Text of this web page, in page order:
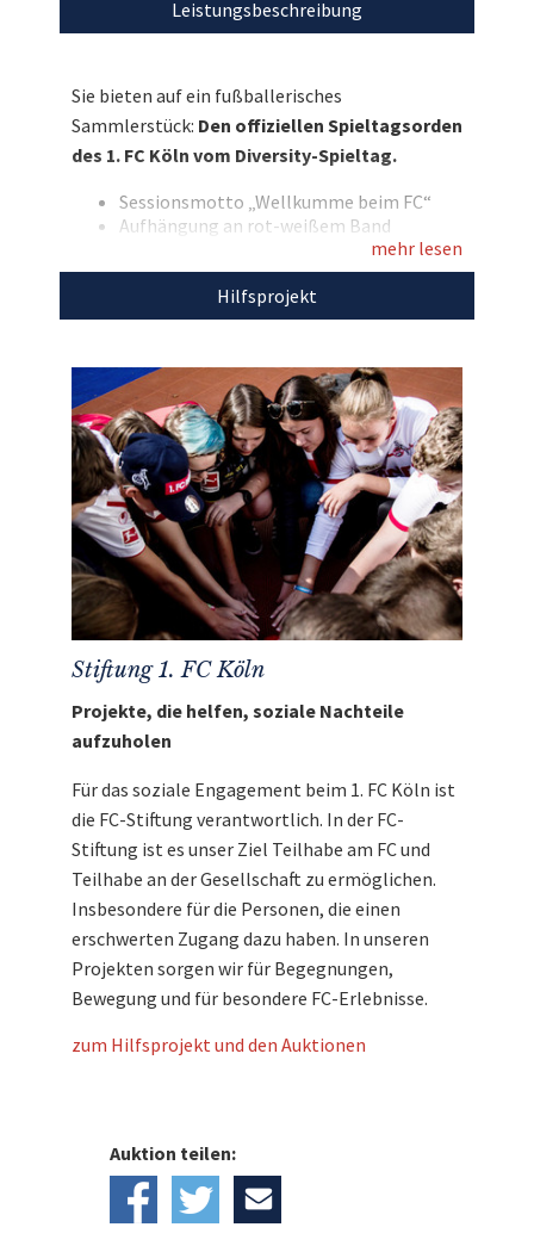
ist eine echte Rarität, die nur den
sich für den guten Zweck dieses ausgefallene
Fan-Sammlerstück!
einzigartige Auktionen für den guten Zweck!
Leistungsbeschreibung
Sie bieten auf ein fußballerisches
Sammlerstück: Den offiziellen Spieltagsorden
des 1. FC Köln vom Diversity-Spieltag.
Sessionsmotto „Wellkumme beim FC“
Aufhängung an rot-weißem Band
Applikation: Logo 1.FC Köln/Hertha BSC
Den Erlös der Auktion „Vom Diversity-Spieltag:
Sonderspieltagsorden des 1. FC Köln gegen
Kosten, an die
Stiftung 1. FC Kölnweiter.
mehr lesen
Hilfsprojekt
Stiftung 1. FC Köln
Projekte, die helfen, soziale Nachteile
aufzuholen
Für das soziale Engagement beim 1. FC Köln ist
die FC-Stiftung verantwortlich. In der FC-
Stiftung ist es unser Ziel Teilhabe am FC und
Teilhabe an der Gesellschaft zu ermöglichen.
Insbesondere für die Personen, die einen
erschwerten Zugang dazu haben. In unseren
Projekten sorgen wir für Begegnungen,
Bewegung und für besondere FC-Erlebnisse.
zum Hilfsprojekt und den Auktionen
Auktion teilen: